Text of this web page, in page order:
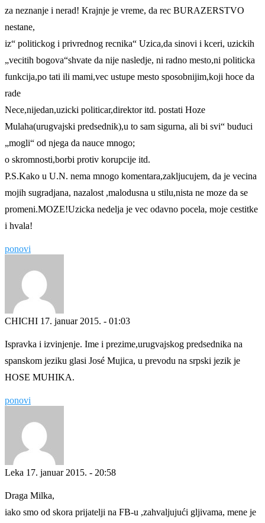
za neznanje i nerad! Krajnje je vreme, da rec BURAZERSTVO
nestane,
iz“ politickog i privrednog recnika“ Uzica,da sinovi i kceri, uzickih
„vecitih bogova“shvate da nije nasledje, ni radno mesto,ni politicka
funkcija,po tati ili mami,vec ustupe mesto sposobnijim,koji hoce da
rade
Nece,nijedan,uzicki politicar,direktor itd. postati Hoze
Mulaha(urugvajski predsednik),u to sam sigurna, ali bi svi“ buduci
„mogli“ od njega da nauce mnogo;
o skromnosti,borbi protiv korupcije itd.
P.S.Kako u U.N. nema mnogo komentara,zakljucujem, da je vecina
mojih sugradjana, nazalost ,malodusna u stilu,nista ne moze da se
promeni.MOZE!Uzicka nedelja je vec odavno pocela, moje cestitke
i hvala!
ponovi
CHICHI 17. januar 2015. - 01:03
Ispravka i izvinjenje. Ime i prezime,urugvajskog predsednika na
spanskom jeziku glasi José Mujica, u prevodu na srpski jezik je
HOSE MUHIKA.
ponovi
Leka 17. januar 2015. - 20:58
Draga Milka,
iako smo od skora prijatelji na FB-u ,zahvaljujući gljivama, mene je